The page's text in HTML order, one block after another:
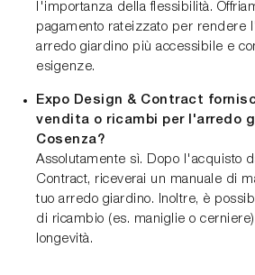
l'importanza della flessibilità.
pagamento rateizzato per rendere
arredo giardino più accessibile e
esigenze.
Expo Design & Contract
vendita o ricambi per l'arredo
Cosenza?
Assolutamente sì. Dopo l'acquisto
Contract, riceverai un manuale di
tuo arredo giardino. Inoltre, è
di ricambio (es. maniglie o
longevità.